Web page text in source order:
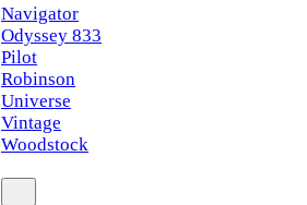
Navigator
Odyssey 833
Pilot
Robinson
Universe
Vintage
Woodstock